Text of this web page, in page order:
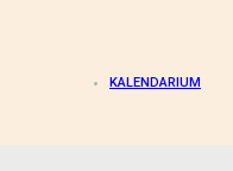
KALENDARIUM